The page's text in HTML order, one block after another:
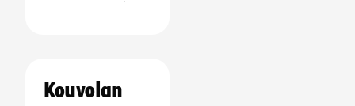
Kouvolan